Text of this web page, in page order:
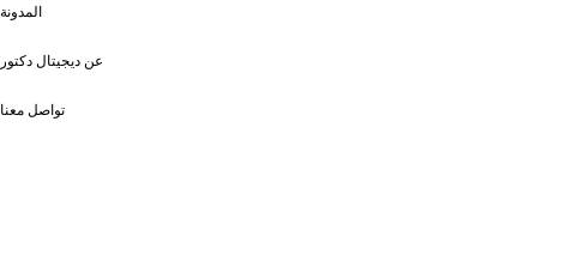
المدونة
عن ديجيتال دكتور
تواصل معنا